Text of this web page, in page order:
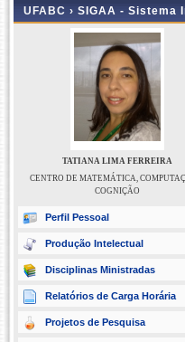
UFABC › SIGAA - Sistema
TATIANA LIMA FERREIRA
CENTRO DE MATEMÁTICA,
COGNIÇÃO
Perfil Pessoal
Produção Intelectual
Disciplinas Ministradas
Relatórios de Carga Horária
Projetos de Pesquisa